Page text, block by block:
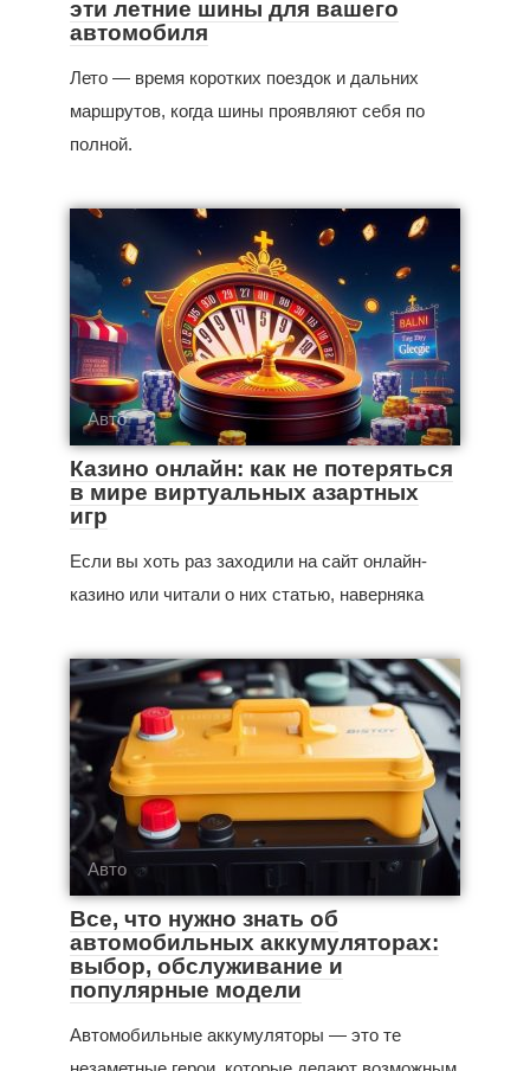
эти летние шины для вашего
автомобиля
Лето — время коротких поездок и дальних
маршрутов, когда шины проявляют себя по
полной.
Авто
Казино онлайн: как не потеряться
в мире виртуальных азартных
игр
Если вы хоть раз заходили на сайт онлайн-
казино или читали о них статью, наверняка
Авто
Все, что нужно знать об
автомобильных аккумуляторах:
выбор, обслуживание и
популярные модели
Автомобильные аккумуляторы — это те